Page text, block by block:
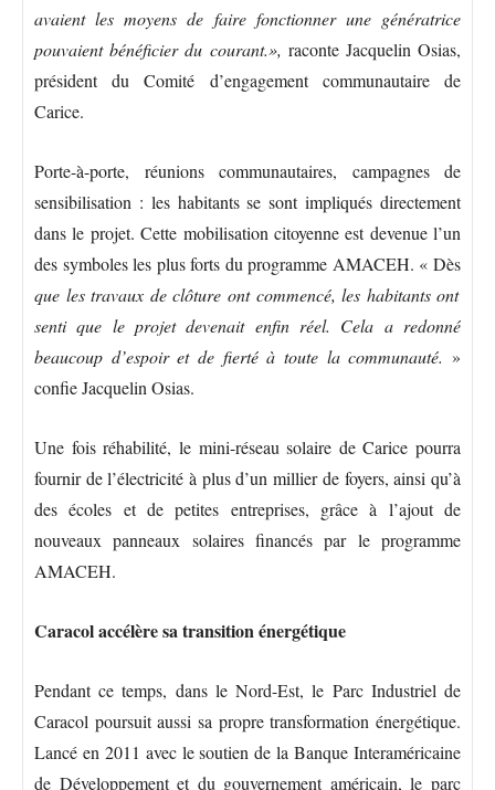
avaient les moyens de faire fonctionner une génératrice
pouvaient bénéficier du courant.», raconte Jacquelin Osias,
président du Comité d’engagement communautaire de
Carice.
Porte-à-porte, réunions communautaires, campagnes de
sensibilisation : les habitants se sont impliqués directement
dans le projet. Cette mobilisation citoyenne est devenue l’un
des symboles les plus forts du programme AMACEH. « Dès
que les travaux de clôture ont commencé, les habitants ont
senti que le projet devenait enfin réel. Cela a redonné
beaucoup d’espoir et de fierté à toute la communauté. »
confie Jacquelin Osias.
Une fois réhabilité, le mini-réseau solaire de Carice pourra
fournir de l’électricité à plus d’un millier de foyers, ainsi qu’à
des écoles et de petites entreprises, grâce à l’ajout de
nouveaux panneaux solaires financés par le programme
AMACEH.
Caracol accélère sa transition énergétique
Pendant ce temps, dans le Nord-Est, le Parc Industriel de
Caracol poursuit aussi sa propre transformation énergétique.
Lancé en 2011 avec le soutien de la Banque Interaméricaine
de Développement et du gouvernement américain, le parc